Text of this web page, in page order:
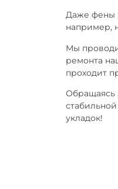
Даже фены
например,
Мы
ремонта
проходит
Обращаясь
укладок!